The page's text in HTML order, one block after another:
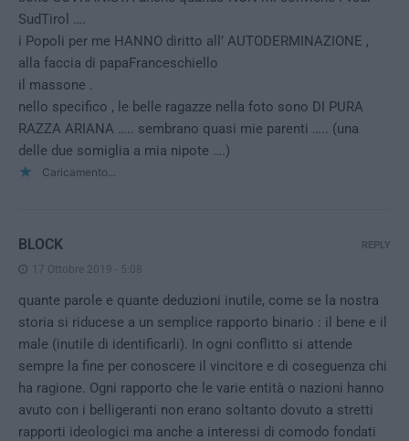
SudTirol ….
i Popoli per me HANNO diritto all’ AUTODERMINAZIONE ,
alla faccia di papaFranceschiello
il massone .
nello specifico , le belle ragazze nella foto sono DI PURA
RAZZA ARIANA ….. sembrano quasi mie parenti ….. (una
delle due somiglia a mia nipote ….)
Caricamento...
BLOCK
17 Ottobre 2019 - 5:08
quante parole e quante deduzioni inutile, come se la nostra
storia si riducese a un semplice rapporto binario : il bene e il
male (inutile di identificarli). In ogni conflitto si attende
sempre la fine per conoscere il vincitore e di coseguenza chi
ha ragione. Ogni rapporto che le varie entità o nazioni hanno
avuto con i belligeranti non erano soltanto dovuto a stretti
rapporti ideologici ma anche a interessi di comodo fondati
REPLY